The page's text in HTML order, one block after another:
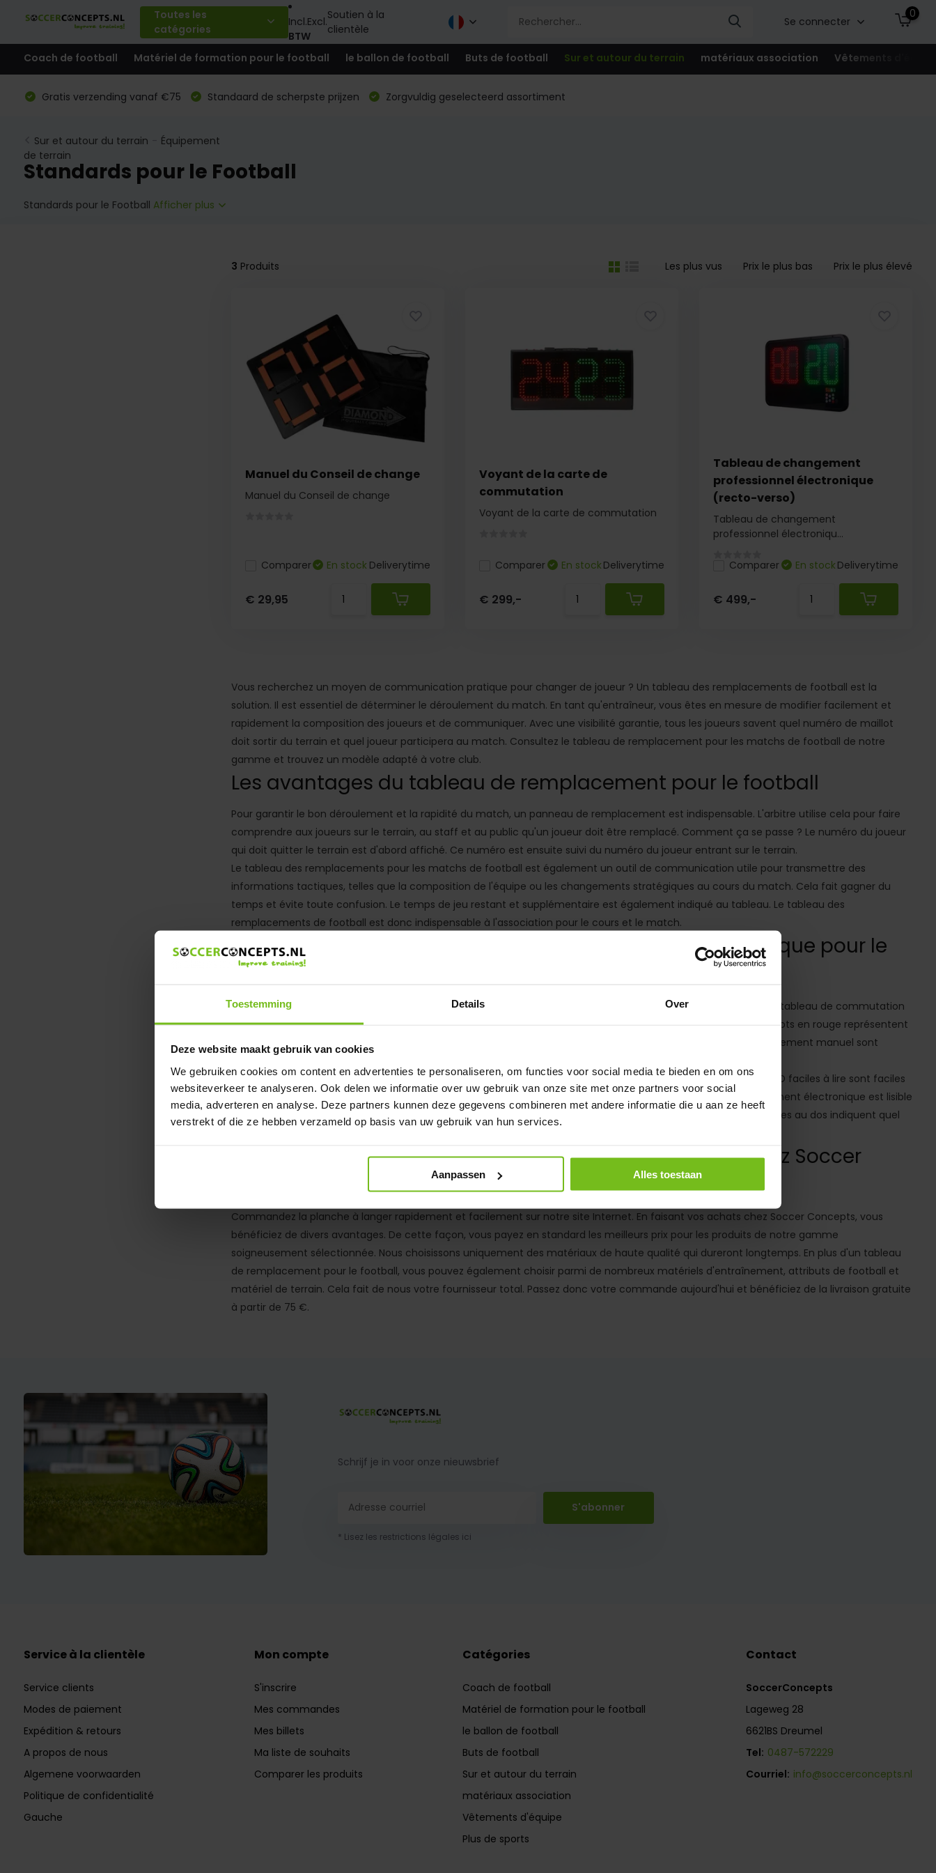
Toestemming Details Over
Deze website maakt gebruik van cookies
We gebruiken cookies om content en advertenties te personaliseren, om functies voor social media te bieden en om ons
websiteverkeer te analyseren. Ook delen we informatie over uw gebruik van onze site met onze partners voor social
media, adverteren en analyse. Deze partners kunnen deze gegevens combineren met andere informatie die u aan ze heeft
verstrekt of die ze hebben verzameld op basis van uw gebruik van hun services.
Aanpassen Alles toestaan
Toutes les
catégories
Incl.Excl.
BTW
Soutien à la
clientèle
Se connecter
0
Coach de football Matériel de formation pour le football le ballon de football Buts de football Sur et autour du terrain matériaux association Vêtements
Gratis verzending vanaf €75 Standaard de scherpste prijzen Zorgvuldig geselecteerd assortiment
Sur et autour du terrain
Équipement
de terrain
Standards pour le Football
Standards pour le Football Afficher plus
3 Produits Les plus vus Prix le plus bas Prix le plus élevé
Manuel du Conseil de change
Manuel du Conseil de change
Comparer En stock Deliverytime
€ 29,95
Voyant de la carte de
commutation
Voyant de la carte de commutation
Comparer En stock Deliverytime
€ 299,-
Tableau de changement
professionnel électronique
(recto-verso)
Tableau de changement
professionnel électroniqu...
Comparer En stock Deliverytime
€ 499,-
Vous recherchez un moyen de communication pratique pour changer de joueur ? Un tableau des remplacements de football est la
solution. Il est essentiel de déterminer le déroulement du match. En tant qu'entraîneur, vous êtes en mesure de modifier facilement et
rapidement la composition des joueurs et de communiquer. Avec une visibilité garantie, tous les joueurs savent quel numéro de maillot
doit sortir du terrain et quel joueur participera au match. Consultez le tableau de remplacement pour les matchs de football de notre
gamme et trouvez un modèle adapté à votre club.
Les avantages du tableau de remplacement pour le football
Pour garantir le bon déroulement et la rapidité du match, un panneau de remplacement est indispensable. L'arbitre utilise cela pour faire
comprendre aux joueurs sur le terrain, au staff et au public qu'un joueur doit être remplacé. Comment ça se passe ? Le numéro du joueur
qui doit quitter le terrain est d'abord affiché. Ce numéro est ensuite suivi du numéro du joueur entrant sur le terrain.
Le tableau des remplacements pour les matchs de football est également un outil de communication utile pour transmettre des
informations tactiques, telles que la composition de l'équipe ou les changements stratégiques au cours du match. Cela fait gagner du
temps et évite toute confusion. Le temps de jeu restant et supplémentaire est également indiqué au tableau. Le tableau des
remplacements de football est donc indispensable à l'association pour le cours et le match.
Notre tableau de remplacement mécanique et électronique pour le
football
Le tableau de remplacement de football est disponible en deux variantes différentes. Vous pouvez choisir notre tableau de commutation
mécanique. Un membre du personnel doit alors afficher manuellement les bons numéros. Les numéros de maillots en rouge représentent
les joueurs qui doivent quitter le terrain. Les chiffres jaunes représentent le joueur entrant. Ces tableaux à changement manuel sont
Vous pouvez également opter pour le tableau électronique des remplacements pour le football. Les numéros LED faciles à lire sont faciles
à saisir. Ils sont également faciles à lire, même à de grandes distances et en plein soleil. Le panneau de changement électronique est lisible
des deux côtés. Le devant indique en chiffres jaune-vert quel joueur peut entrer dans le match, les chiffres rouges au dos indiquent quel
Achetez votre planche de remplacement de football chez Soccer
Commandez la planche à langer rapidement et facilement sur notre site Internet. En faisant vos achats chez Soccer Concepts, vous
bénéficiez de divers avantages. De cette façon, vous payez en standard les meilleurs prix pour les produits de notre gamme
soigneusement sélectionnée. Nous choisissons uniquement des matériaux de haute qualité qui dureront longtemps. En plus d'un tableau
de remplacement pour le football, vous pouvez également choisir parmi de nombreux matériels d'entraînement, attributs de football et
matériel de terrain. Cela fait de nous votre fournisseur total. Passez donc votre commande aujourd'hui et bénéficiez de la livraison gratuite
à partir de 75 €.
Schrijf je in voor onze nieuwsbrief
S'abonner
* Lisez les restrictions légales ici
Service à la clientèle
Service clients
Modes de paiement
Expédition & retours
A propos de nous
Algemene voorwaarden
Politique de confidentialité
Gauche
Mon compte
S'inscrire
Mes commandes
Mes billets
Ma liste de souhaits
Comparer les produits
Catégories
Coach de football
Matériel de formation pour le football
le ballon de football
Buts de football
Sur et autour du terrain
matériaux association
Vêtements d'équipe
Plus de sports
Contact
SoccerConcepts
Lageweg 28
6621BS Dreumel
Tel: 0487-572229
Courriel: info@soccerconcepts.nl